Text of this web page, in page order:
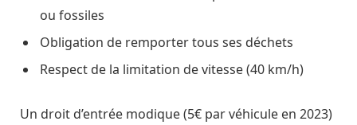
ou fossiles
Obligation de remporter tous ses déchets
Respect de la limitation de vitesse (40 km/h)
Un droit d’entrée modique (5€ par véhicule en 2023)